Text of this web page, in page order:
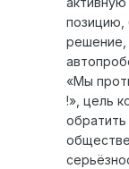
позицию,
решение,
«Мы
!», цель